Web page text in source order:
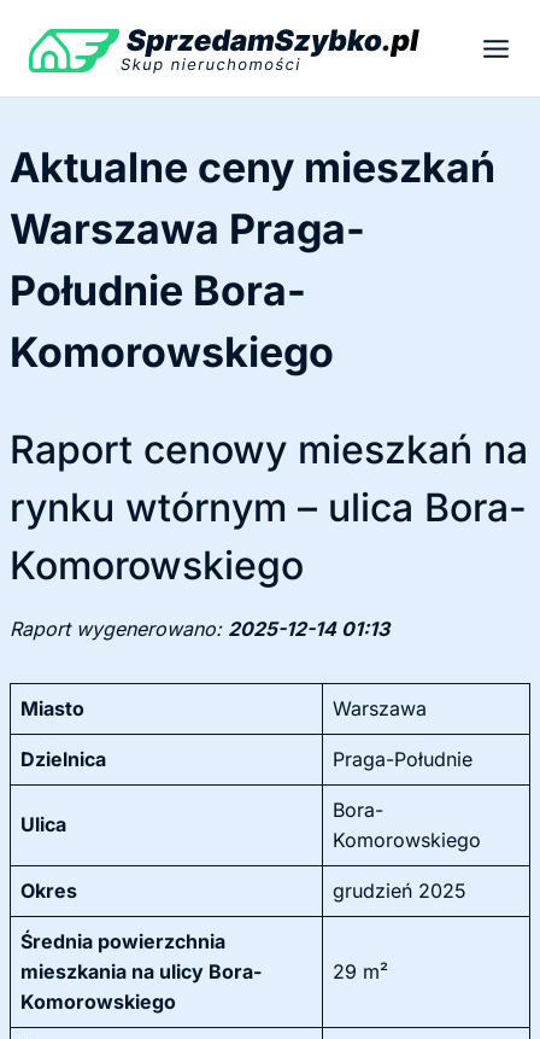
treści
Aktualne ceny mieszkań
Warszawa Praga-
Południe Bora-
Komorowskiego
Raport cenowy mieszkań na
rynku wtórnym – ulica Bora-
Komorowskiego
Raport wygenerowano: 2025-12-14 01:13
Miasto Warszawa
Dzielnica Praga-Południe
Ulica
Bora-
Komorowskiego
Okres grudzień 2025
Średnia powierzchnia
mieszkania na ulicy Bora-
Komorowskiego
29 m²